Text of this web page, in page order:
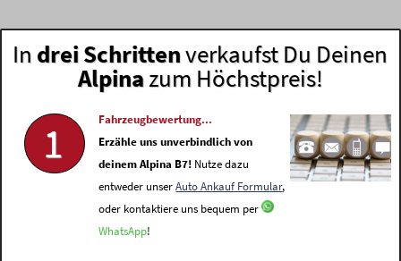
In drei Schrittenverkaufst Du Deinen
Alpinazum Höchstpreis!
1
Fahrzeugbewertung...
Erzähle uns unverbindlich von
deinem Alpina B7! Nutze dazu
entweder unserAuto Ankauf Formular,
oder kontaktiere uns bequem per
WhatsApp!